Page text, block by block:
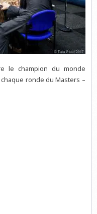
le champion du monde
ronde du Masters –